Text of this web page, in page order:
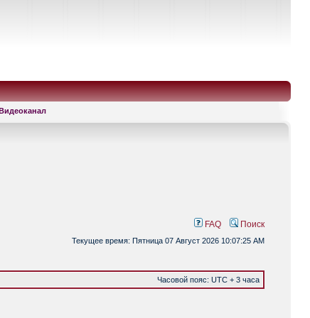
FAQ Поиск
Текущее время: Пятница 07 Август 2026 10:07:25 AM
Часовой пояс: UTC + 3 часа